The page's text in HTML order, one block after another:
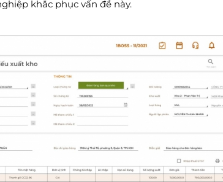
khắc phục vấn đề này.